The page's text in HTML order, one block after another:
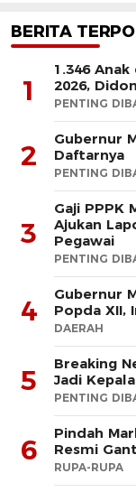
BERITA
1
1.346
2026,
PENTING
2
Gubernur
Daftarnya
PENTING
3
Gaji PPPK
Ajukan
Pegawai
PENTING
4
Gubernur
Popda XII,
DAERAH
5
Breaking
Jadi
PENTING
6
Pindah
Resmi
RUPA-RUPA